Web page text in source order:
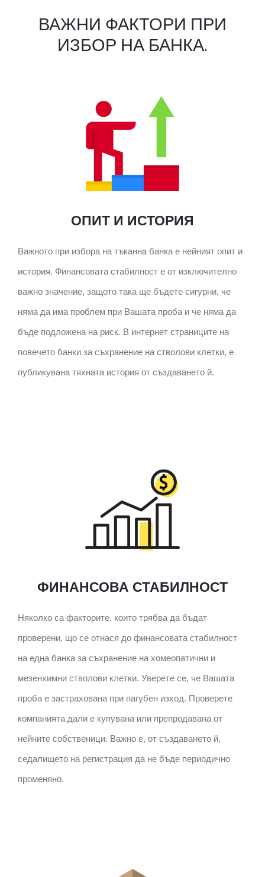
ВАЖНИ ФАКТОРИ ПРИ
ИЗБОР НА БАНКА.
ОПИТ И ИСТОРИЯ
Важното при избора на тъканна банка е нейният опит и
история. Финансовата стабилност е от изключително
важно значение, защото така ще бъдете сигурни, че
няма да има проблем при Вашата проба и че няма да
бъде подложена на риск. В интернет страниците на
повечето банки за съхранение на стволови клетки, е
публикувана тяхната история от създаването й.
ФИНАНСОВА СТАБИЛНОСТ
Няколко са факторите, които трябва да бъдат
проверени, що се отнася до финансовата стабилност
на една банка за съхранение на хомеопатични и
мезенхимни стволови клетки. Уверете се, че Вашата
проба е застрахована при пагубен изход. Проверете
компанията дали е купувана или препродавана от
нейните собственици. Важно е, от създаването й,
седалището на регистрация да не бъде периодично
променяно.